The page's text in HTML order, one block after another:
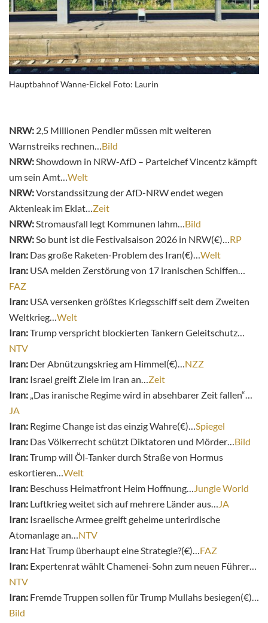
Hauptbahnof Wanne-Eickel Foto: Laurin
NRW: 2,5 Millionen Pendler müssen mit weiteren
Warnstreiks rechnen… Bild
NRW: Showdown in NRW-AfD – Parteichef Vincentz kämpft
um sein Amt… Welt
NRW:Vorstandssitzung der AfD-NRW endet wegen
Aktenleak im Eklat… Zeit
NRW: Stromausfall legt Kommunen lahm… Bild
NRW: So bunt ist die Festivalsaison 2026 in NRW(€)… RP
Iran: Das große Raketen-Problem des Iran(€)… Welt
Iran: USA melden Zerstörung von 17 iranischen Schiffen…
FAZ
Iran: USA versenken größtes Kriegsschiff seit dem Zweiten
Weltkrieg… Welt
Iran:Trump verspricht blockierten Tankern Geleitschutz…
NTV
Iran: Der Abnützungskrieg am Himmel(€)… NZZ
Iran: Israel greift Ziele im Iran an… Zeit
Iran: „Das iranische Regime wird in absehbarer Zeit fallen“…
JA
Iran: Regime Change ist das einzig Wahre(€)… Spiegel
Iran: Das Völkerrecht schützt Diktatoren und Mörder… Bild
Iran:Trump will Öl-Tanker durch Straße von Hormus
eskortieren… Welt
Iran: Beschuss Heimatfront Heim Hoffnung…
Jungle World
Iran: Luftkrieg weitet sich auf mehrere Länder aus…
JA
Iran: Israelische Armee greift geheime unterirdische
Atomanlage an… NTV
Iran: Hat Trump überhaupt eine Strategie?(€)… FAZ
Iran: Expertenrat wählt Chamenei-Sohn zum neuen Führer…
NTV
Iran: Fremde Truppen sollen für Trump Mullahs besiegen(€)…
Bild